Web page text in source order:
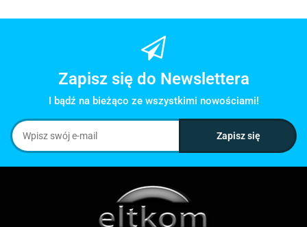
Zapisz się do Newslettera
I bądź na bieżąco ze wszystkimi nowościami!